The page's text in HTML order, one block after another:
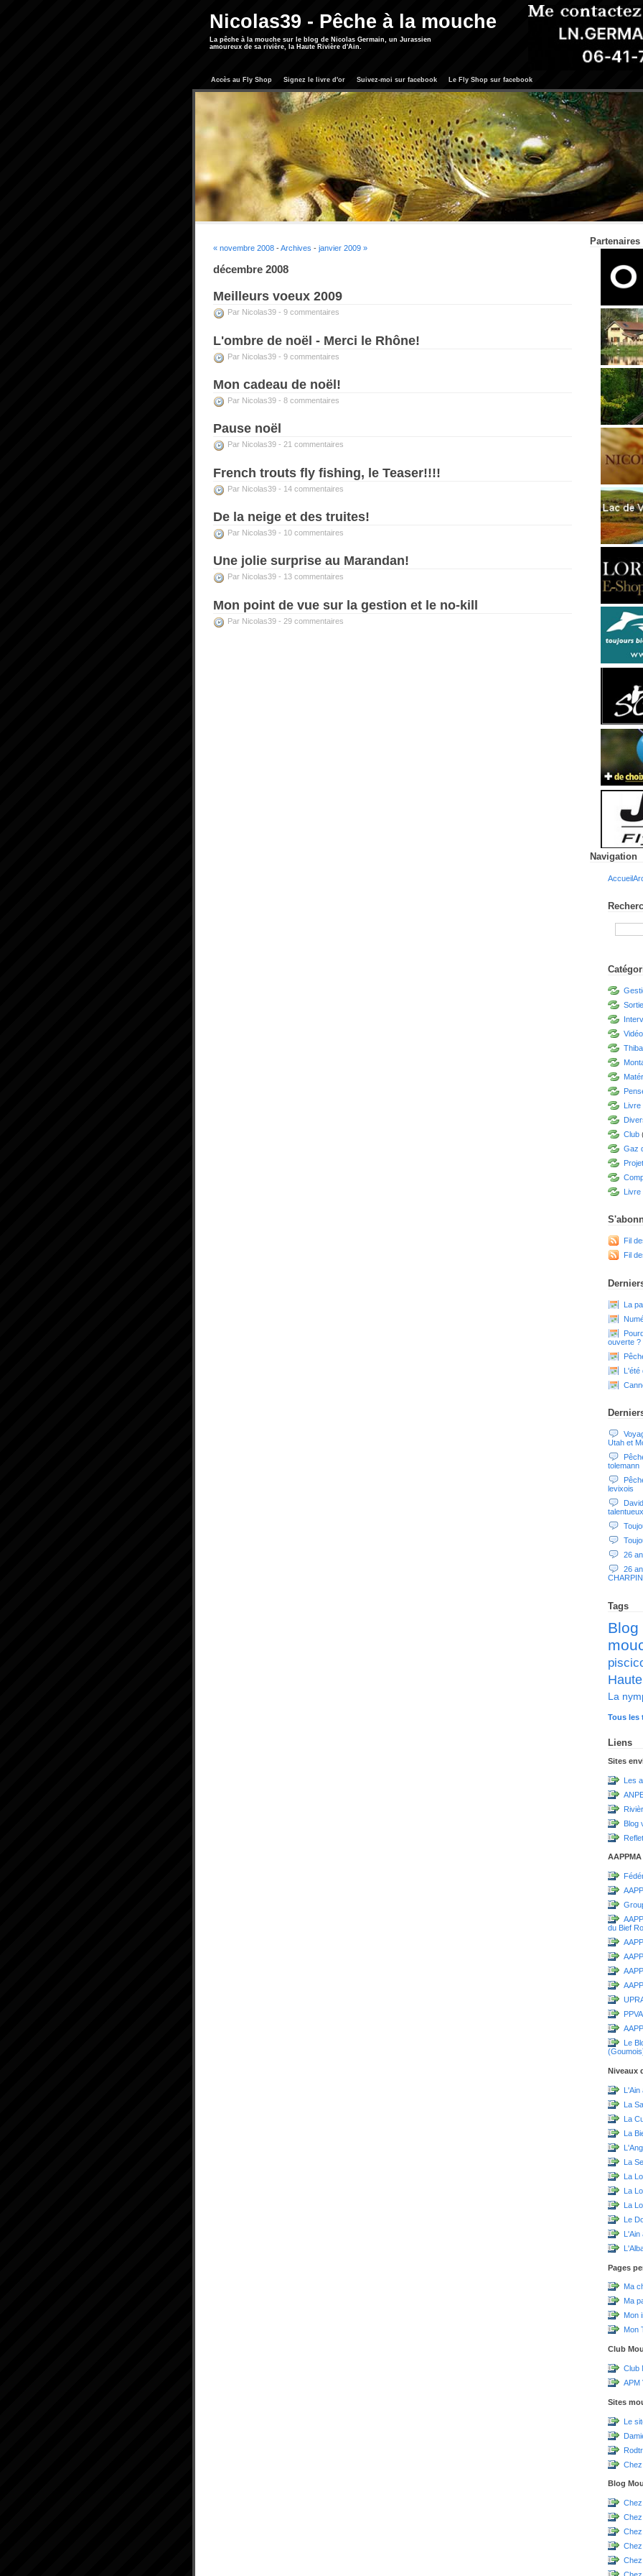
Nicolas39 - Pêche à la mouche
La pêche à la mouche sur le blog de Nicolas Germain, un Jurassien
amoureux de sa rivière, la Haute Rivière d'Ain.
Accès au Fly Shop Signez le livre d'or Suivez-moi sur facebook Le Fly Shop sur facebook
« novembre 2008 -Archives - janvier 2009 »
décembre 2008
Meilleurs voeux 2009
Par Nicolas39 - 9 commentaires
L'ombre de noël - Merci le Rhône!
Par Nicolas39 - 9 commentaires
Mon cadeau de noël!
Par Nicolas39 - 8 commentaires
Pause noël
Par Nicolas39 - 21 commentaires
French trouts fly fishing, le Teaser!!!!
Par Nicolas39 - 14 commentaires
De la neige et des truites!
Par Nicolas39 - 10 commentaires
Une jolie surprise au Marandan!
Par Nicolas39 - 13 commentaires
Mon point de vue sur la gestion et le no-kill
Par Nicolas39 - 29 commentaires
Partenaires
Navigation
Accueil
Livre
Club
Gaz
Livre
Fil
Fil
La
ouverte ?
L'été
Utah et
tolemann
levixois
26
26
CHARPIN
Tags
La
Tous les
Liens
Sites
Les
Blog
AAPPMA
du Bief
PPVA
Le
Niveaux
L'Ain
La
La
La
La
La
La
La
Le
L'Ain
Pages
Ma
Ma
Mon
Mon
Club
Club
APM
Sites
Le
Blog